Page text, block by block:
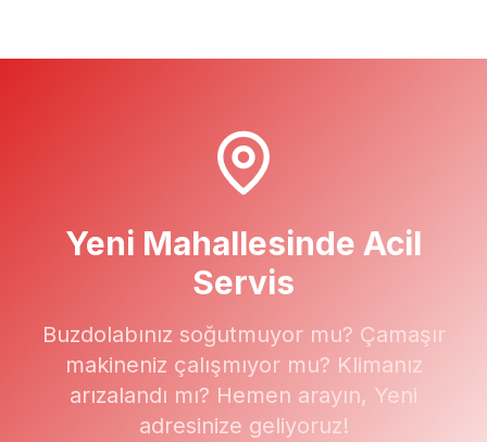
Yeni Mahallesinde Acil
Servis
Buzdolabınız soğutmuyor mu? Çamaşır
makineniz çalışmıyor mu? Klimanız
arızalandı mı? Hemen arayın, Yeni
adresinize geliyoruz!